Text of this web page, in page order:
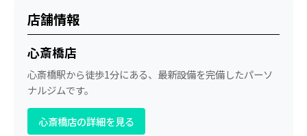
店舗情報
心斎橋店
心斎橋駅から徒歩1分にある、最新設備を完備したパーソ
ナルジムです。
心斎橋店の詳細を見る